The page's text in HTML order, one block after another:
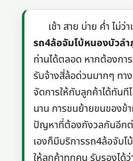
เช้า สาย บ่าย ค่ำ ไม่ว่า
รถ4ล้อจัมโบ้หนองบัวล
ท่านได้ตลอด หากต้องกา
รับจ้างสี่ล้อด่วนมากๆ ทาง
จัดการให้กับลูกค้าได้ทัน
นาน การขนย้ายขนของข้
ปัญหาที่ต้องกังวลกันอีกต่อ
เองก็มีบริการรถ4ล้อจับโ
ให้ลูกค้าทุกคน รับรองได้ว่